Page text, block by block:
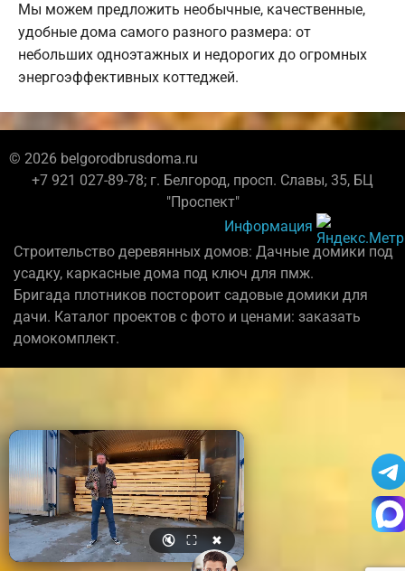
Мы можем предложить необычные, качественные,
удобные дома самого разного размера: от
небольших одноэтажных и недорогих до огромных
энергоэффективных коттеджей.
© 2026 belgorodbrusdoma.ru
+7 921 027-89-78; г. Белгород, просп. Славы, 35, БЦ
"Проспект"
Информация
Строительство деревянных домов: Дачные домики под
усадку, каркасные дома под ключ для пмж.
Бригада плотников постороит садовые домики для
дачи. Каталог проектов с фото и ценами: заказать
домокомплект.
🔇 ⛶ ✖